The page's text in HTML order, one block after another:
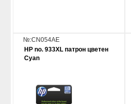
№:CN054AE
HP no. 933XL патрон цветен
Cyan